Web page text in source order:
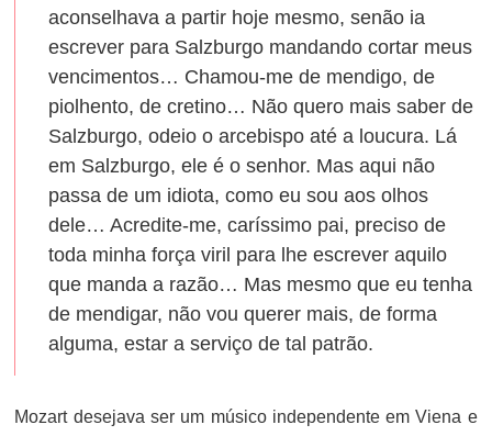
aconselhava a partir hoje mesmo, senão ia
escrever para Salzburgo mandando cortar meus
vencimentos… Chamou-me de mendigo, de
piolhento, de cretino… Não quero mais saber de
Salzburgo, odeio o arcebispo até a loucura. Lá
em Salzburgo, ele é o senhor. Mas aqui não
passa de um idiota, como eu sou aos olhos
dele… Acredite-me, caríssimo pai, preciso de
toda minha força viril para lhe escrever aquilo
que manda a razão… Mas mesmo que eu tenha
de mendigar, não vou querer mais, de forma
alguma, estar a serviço de tal patrão.
Mozart desejava ser um músico independente em Viena e